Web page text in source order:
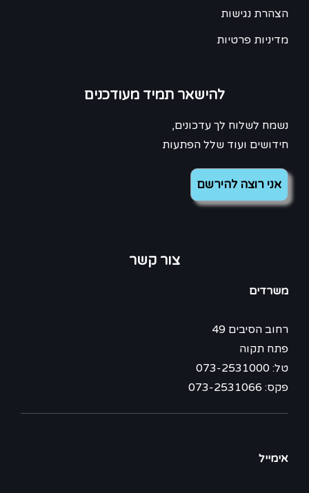
הצהרת נגישות
מדיניות פרטיות
להישאר תמיד מעודכנים
נשמח לשלוח לך עדכונים,
חידושים ועוד שלל הפתעות
צור קשר
משרדים
רחוב הסיבים 49
פתח תקוה
טל: 073-2531000
פקס: 073-2531066
אימייל